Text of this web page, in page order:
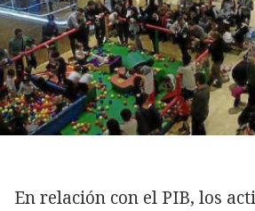
En relación con el PIB, los